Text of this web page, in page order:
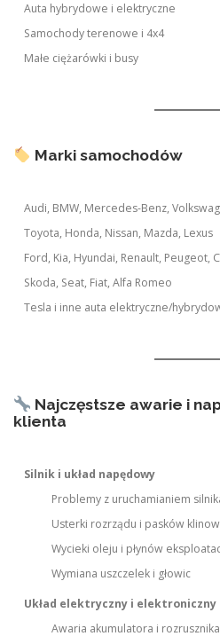
Auta hybrydowe i elektryczne
Samochody terenowe i 4x4
Małe ciężarówki i busy
Marki samochodów
Audi, BMW, Mercedes-Benz,
Toyota, Honda, Nissan, Mazda, Lexus
Ford, Kia, Hyundai, Renault, Peugeot,
Skoda, Seat, Fiat, Alfa Romeo
Tesla i inne auta elektryczne/
Najczęstsze awarie i
klienta
Silnik i układ napędowy
Problemy z uruchamianiem
Usterki rozrządu i pasków
Wycieki oleju i płynów
Wymiana uszczelek i głowic
Układ elektryczny i elektroniczny
Awaria akumulatora i rozrusznika